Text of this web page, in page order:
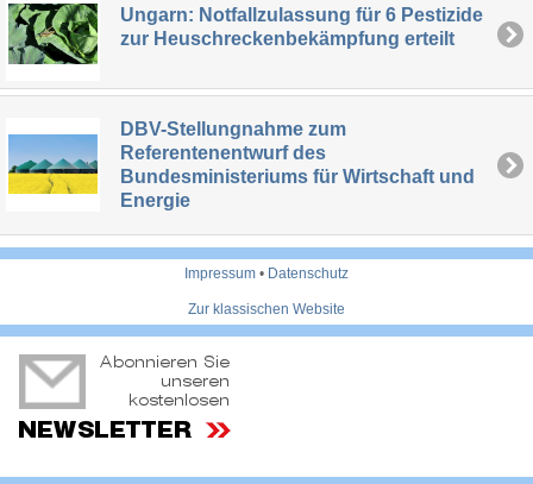
Ungarn: Notfallzulassung für 6 Pestizide
zur Heuschreckenbekämpfung erteilt
DBV-Stellungnahme zum
Referentenentwurf des
Bundesministeriums für Wirtschaft und
Energie
Impressum • Datenschutz
Zur klassischen Website